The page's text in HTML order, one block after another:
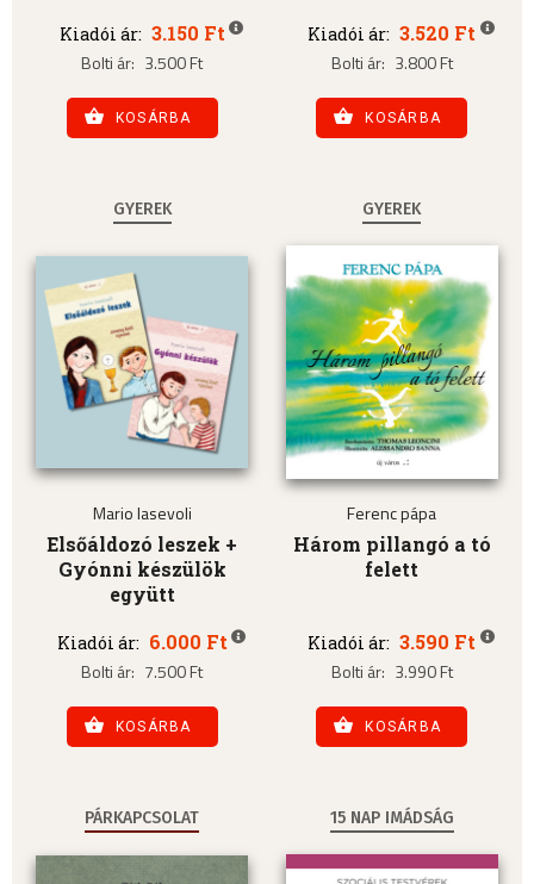
Kiadói ár: 3.150 Ft
Bolti ár: 3.500 Ft
KOSÁRBA
Kiadói ár: 3.520 Ft
Bolti ár: 3.800 Ft
KOSÁRBA
GYEREK
Mario Iasevoli
Elsőáldozó leszek +
Gyónni készülök
együtt
Kiadói ár: 6.000 Ft
Bolti ár: 7.500 Ft
KOSÁRBA
GYEREK
Ferenc pápa
Három pillangó a tó
felett
Kiadói ár: 3.590 Ft
Bolti ár: 3.990 Ft
KOSÁRBA
PÁRKAPCSOLAT 15 NAP IMÁDSÁG